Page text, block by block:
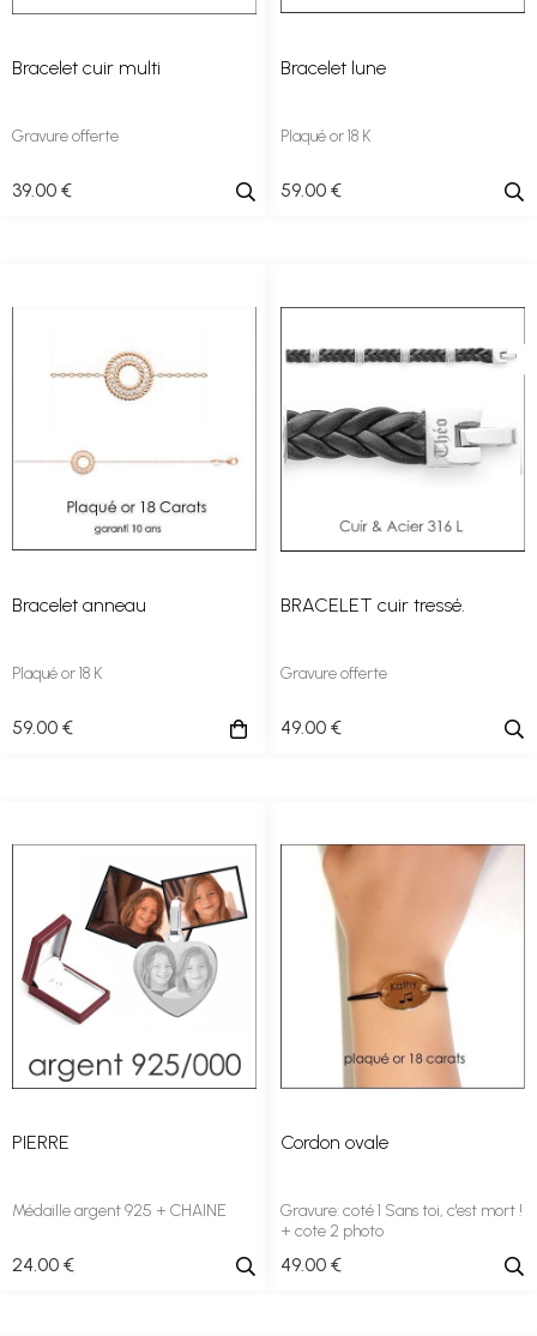
Bracelet cuir multi
Gravure offerte
39.00 €
Bracelet lune
Plaqué or 18 K
59.00 €
Bracelet anneau
Plaqué or 18 K
59.00 €
BRACELET cuir tressé.
Gravure offerte
49.00 €
PIERRE
Médaille argent 925 + CHAINE
24.00 €
Cordon ovale
Gravure: coté 1 Sans toi, c'est mort !
+ cote 2 photo
49.00 €